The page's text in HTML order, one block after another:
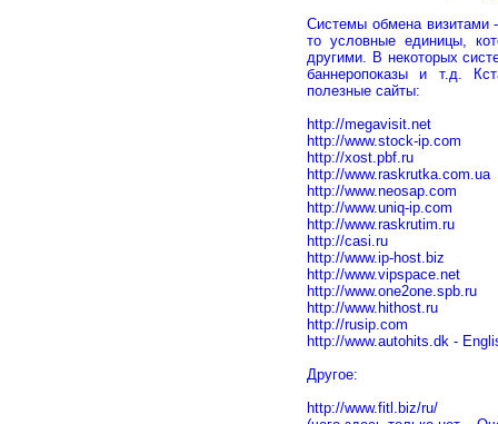
Системы обмена визитами
то условные единицы,
другими. В некоторых
баннеропоказы и т.д.
полезные сайты:
http://megavisit.net
http://www.stock-ip.com
http://xost.pbf.ru
http://www.raskrutka.com.ua
http://www.neosap.com
http://www.uniq-ip.com
http://www.raskrutim.ru
http://casi.ru
http://www.ip-host.biz
http://www.vipspace.net
http://www.one2one.spb.ru
http://www.hithost.ru
http://rusip.com
http://www.autohits.dk -
Другое:
http://www.fitl.biz/ru/